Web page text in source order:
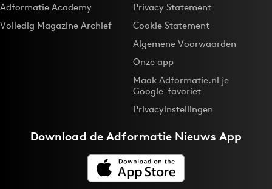
Adformatie Academy
Volledig Magazine Archief
Privacy Statement
Cookie Statement
Algemene Voorwaarden
Onze app
Maak Adformatie.nl je
Google-favoriet
Privacyinstellingen
Download deAdformatie Nieuws App